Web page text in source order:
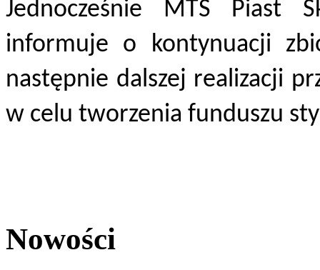
Jednocześnie MTS Piast
informuje o kontynuacji
następnie dalszej realizacji
w celu tworzenia funduszu
Nowości